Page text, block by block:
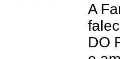
A
DO